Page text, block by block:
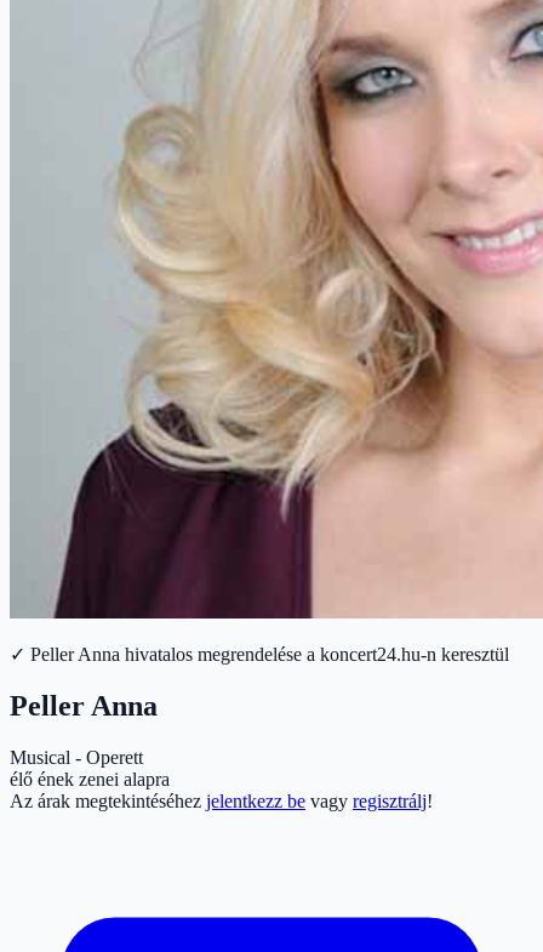
✓ Peller Anna hivatalos megrendelése a koncert24.hu-n keresztül
Peller Anna
Musical - Operett
élő ének zenei alapra
Az árak megtekintéséhez jelentkezz be vagy regisztrálj!